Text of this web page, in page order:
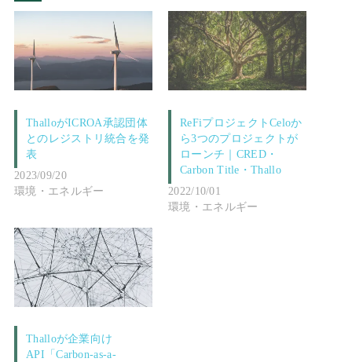
ThalloがICROA承認団体
とのレジストリ統合を発
表
2023/09/20
環境・エネルギー
ReFiプロジェクトCeloか
ら3つのプロジェクトが
ローンチ｜CRED・
Carbon Title・Thallo
2022/10/01
環境・エネルギー
Thalloが企業向け
API「Carbon-as-a-